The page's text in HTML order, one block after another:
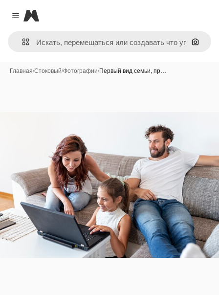
Close menu
Magnific
Поиск
Главная/Стоковый/Фотографии/Первый вид семьи, пр…